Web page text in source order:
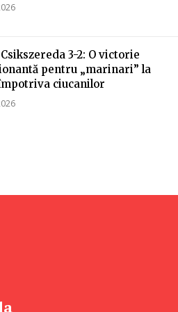
3-2: O victorie
pentru „marinari” la
ciucanilor